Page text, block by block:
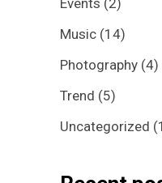
Events (2)
Music (14)
Photography (4)
Trend (5)
Uncategorized